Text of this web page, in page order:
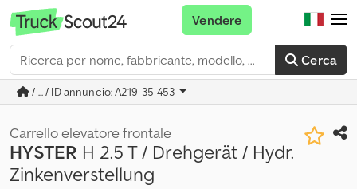
Cerca
Vendere
/ ... / ID annuncio: A219-35-453
Carrello elevatore frontale
HYSTER H 2.5 T / Drehgerät / Hydr.
Zinkenverstellung